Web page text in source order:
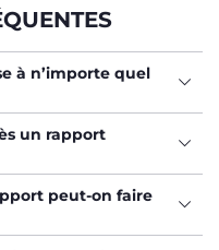
à n’importe quel
un rapport
peut-on faire